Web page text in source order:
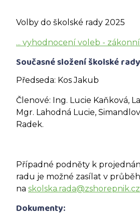
Volby do školské rady 2025
... vyhodnocení voleb -
Současné složení školské
Předseda: Kos Jakub
Členové: Ing. Lucie Kaňková,
Mgr. Lahodná Lucie,
Radek.
Případné podněty k
radu je možné zasílat v
na skolska.rada@zshorepnik.cz
Dokumenty: